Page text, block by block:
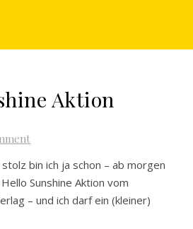
Aktion
bin ich ja schon – ab morgen
Sunshine Aktion vom
– und ich darf ein (kleiner)